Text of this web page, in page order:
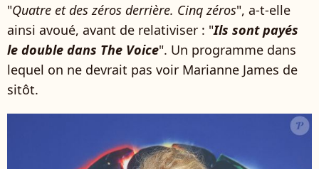
"Quatre et des zéros derrière. Cinq zéros", a-t-elle
ainsi avoué, avant de relativiser : "Ils sont payés
le double dans The Voice". Un programme dans
lequel on ne devrait pas voir Marianne James de
sitôt.